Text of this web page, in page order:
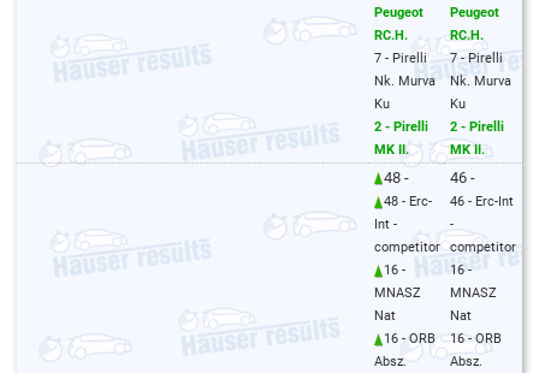
Peugeot
RC.H.
7 - Pirelli
Nk. Murva
Ku
2 - Pirelli
MK II.
Peugeot
RC.H.
7 - Pirelli
Nk. Murva
Ku
2 - Pirelli
MK II.
48 -
48 - Erc-
Int -
competitor
16 -
MNASZ
Nat
16 - ORB
Absz.
46 -
46 - Erc-Int
-
competitor
16 -
MNASZ
Nat
16 - ORB
Absz.